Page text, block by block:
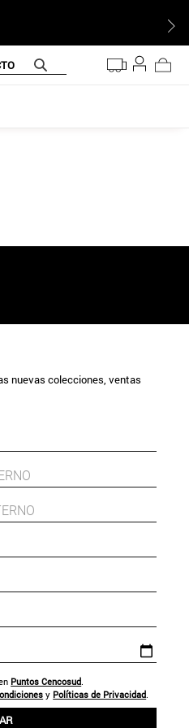
nuevas colecciones, ventas
Puntos Cencosud
y Políticas de Privacidad